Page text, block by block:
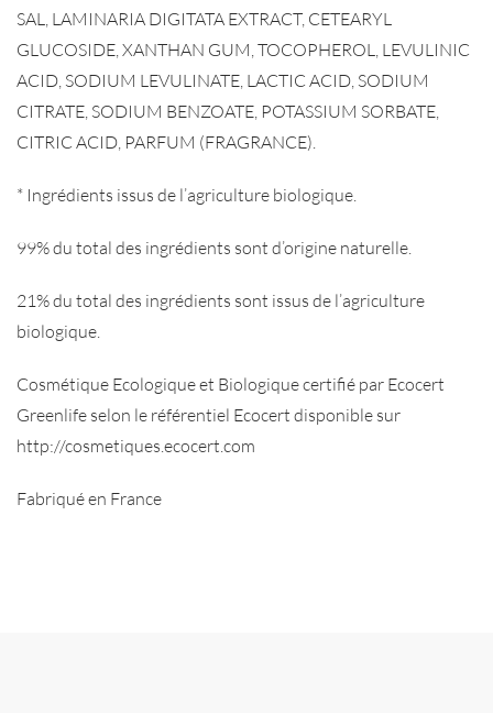
SAL, LAMINARIA DIGITATA EXTRACT, CETEARYL
GLUCOSIDE, XANTHAN GUM, TOCOPHEROL, LEVULINIC
ACID, SODIUM LEVULINATE, LACTIC ACID, SODIUM
CITRATE, SODIUM BENZOATE, POTASSIUM SORBATE,
CITRIC ACID, PARFUM (FRAGRANCE).
* Ingrédients issus de l’agriculture biologique.
99% du total des ingrédients sont d’origine naturelle.
21% du total des ingrédients sont issus de l’agriculture
biologique.
Cosmétique Ecologique et Biologique certifié par Ecocert
Greenlife selon le référentiel Ecocert disponible sur
http://cosmetiques.ecocert.com
Fabriqué en France